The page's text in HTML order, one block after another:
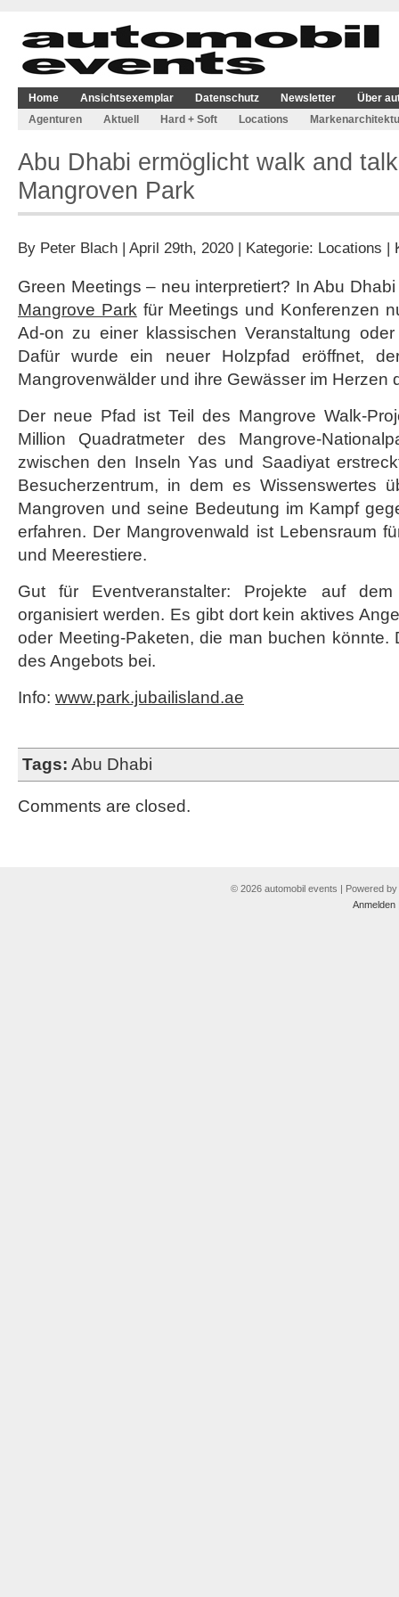
Home Ansichtsexemplar Datenschutz Newsletter
Über
Agenturen
Aktuell Hard + Soft Locations
Abu Dhabi ermöglicht walk and
Mangroven Park
By Peter Blach | April 29th, 2020 | Kategorie: Locations |
Green Meetings – neu interpretiert? In Abu
Mangrove Park für Meetings und Konferenzen
Ad-on zu einer klassischen Veranstaltung
Dafür wurde ein neuer Holzpfad eröffnet,
Mangrovenwälder und ihre Gewässer im Herzen
Der neue Pfad ist Teil des Mangrove Walk-
Million Quadratmeter des Mangrove-
zwischen den Inseln Yas und Saadiyat
Besucherzentrum, in dem es Wissenswertes
Mangroven und seine Bedeutung im Kampf
erfahren. Der Mangrovenwald ist Lebensraum
und Meerestiere.
Gut für Eventveranstalter: Projekte auf
organisiert werden. Es gibt dort kein aktives
oder Meeting-Paketen, die man buchen könnte.
des Angebots bei.
Info: www.park.jubailisland.ae
Tags: Abu Dhabi
Comments are closed.
© 2026 automobil events | Powered by
Anmelden|